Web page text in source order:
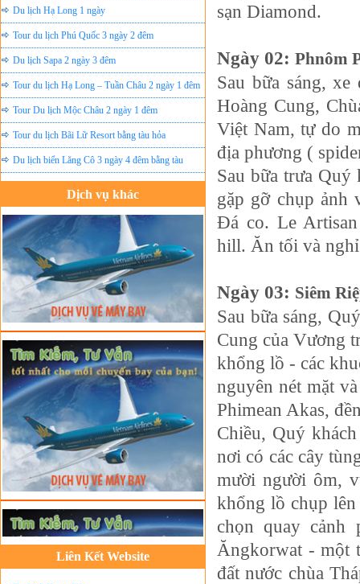
Du lịch Hạ Long 1 ngày
Tour du lịch Phú Quốc 3 ngày 2 đêm
Du lịch Sapa 2 ngày 3 đêm
Tour du lịch Hạ Long – Tuần Châu 2 ngày 1 đêm
Tour Du lịch Mộc Châu 2 ngày 1 đêm
Tour du lịch Bãi Lữ Resort bằng tàu hỏa
Du lịch biển Lăng Cô 3 ngày 4 đêm bằng tàu
Dịch vụ khác
Liên Kết Website
Đặt vé máy bay giá rẻ
Tour du lịch lễ hội
Tour du Lịch Hà Giang
Tour du lịch Sapa
Tour du lịch Cát Bà
Cho thuê xe du lịch Hà Nội
Cho thuê nhà sàn tại Mai Châu
Cho thuê nhà sàn tại Thung Nai
Nhà sàn tại Đảo Dừa Thung Nai
Cho Thuê xe du lịch Hà Nội giá rẻ
Tour du lịch Phú Quốc
Tour du lịch Côn Đảo
Tour du lịch Hạ Long
ASM Travel - Du lịch Ánh Sao Mới
Du lịch quốc tế Ánh Sao Mới
Tour du lịch Tây Bắc
Du Lịch Hưng Yên
sạn Diamond.
Ngày 02: Phnôm
Sau bữa sáng,
Hoàng Cung,
Việt Nam, tự do
địa phương (
Sau bữa trưa
gặp gỡ chụp ảnh
Đá co. Le
hill. Ăn tối và
Ngày 03: Siêm
Sau bữa sáng,
Cung của Vương
khổng lồ - các
nguyên nét mặt
Phimean Akas,
Chiều, Quý
nơi có các cây
mười người ôm,
khổng lồ chụp
chọn quay cảnh
Ăngkorwat - một
đất nước chùa